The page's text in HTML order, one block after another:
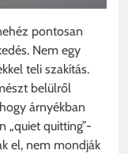
pontosan
Nem egy
teli szakítás.
belülről
árnyékban
„quiet quitting”-
el, nem mondják